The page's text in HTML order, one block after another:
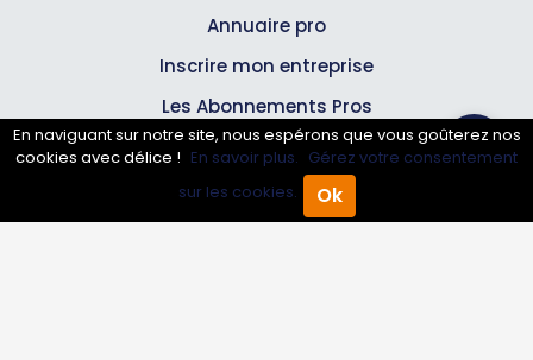
Annuaire Pro Agenda
Annuaire pro
Inscrire mon entreprise
Les Abonnements Pros
Infos
En naviguant sur notre site, nous espérons que vous goûterez nos
cookies avec délice ! En savoir plus. Gérez votre consentement
sur les cookies.
Ok